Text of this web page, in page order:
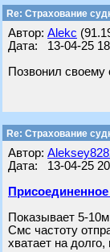
Re: Страхование
Автор: Аlekc
Дата: 13-04-25
Позвонил своему
Re: Страхование
Автор:
Дата: 13-04-25
Показывает 5-
Смс частоту
хватает на